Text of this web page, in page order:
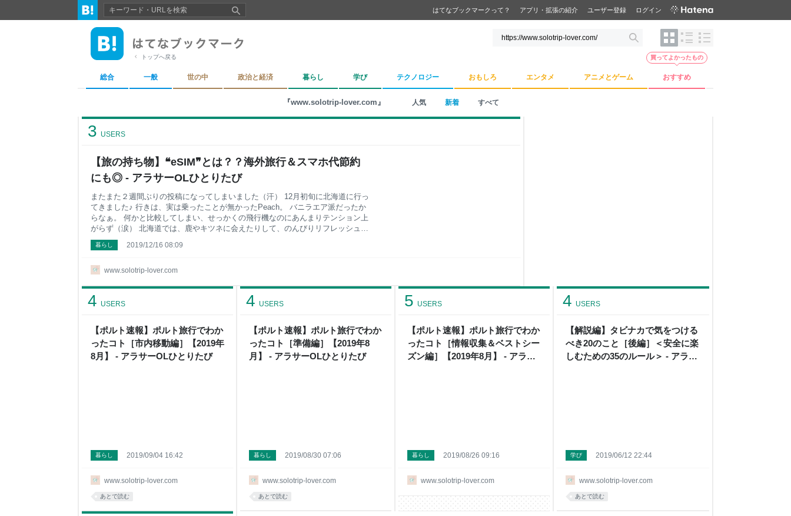
はてなブックマークって？ アプリ・拡張の紹介 ユーザー登録 ログイン
トップへ戻る
総合 一般 世の中 政治と経済 暮らし 学び テクノロジー おもしろ エンタメ アニメとゲーム おすすめ
買ってよかったもの
『www.solotrip-lover.com』 人気 新着 すべて
【旅の持ち物】❝eSIM❞とは？？海外旅行＆スマホ代節約
にも◎ - アラサーOLひとりたび
3 USERS
www.solotrip-lover.com
またまた２週間ぶりの投稿になってしまいました（汗） 12月初旬に北海道に行っ
てきました♪ 行きは、実は乗ったことが無かったPeach。 バニラエア派だったか
らなぁ。 何かと比較してしまい、せっかくの飛行機なのにあんまりテンション上
がらず（涙） 北海道では、鹿やキツネに会えたりして、のんびりリフレッシュで
きたのですが、 でも、やっぱり国内線じゃ物足りない！！ と、中途半端に飛行
機乗っちゃったがゆえの❝足りない感❞を抱えて、来年の海外旅行計画にさらに気
「❝ひとりたび❞の作り方」シリーズもまだまだ途中ではありますが、ちょっと横
いのが欲しいなぁ～」ってコトで、iPho
暮らし 2019/12/16 08:09
【ポルト速報】ポルト旅行でわか
ったコト［市内移動編］【2019年
8月】 - アラサーOLひとりたび
4 USERS
www.solotrip-lover.com
暮らし 2019/09/04 16:42
あとで読む
【ポルト速報】ポルト旅行でわか
ったコト［準備編］【2019年8
月】 - アラサーOLひとりたび
4 USERS
www.solotrip-lover.com
暮らし 2019/08/30 07:06
あとで読む
【ポルト速報】ポルト旅行でわか
ったコト［情報収集＆ベストシー
ズン編］【2019年8月】 - アラサ
5 USERS
www.solotrip-lover.com
暮らし 2019/08/26 09:16
【解説編】タビナカで気をつける
べき20のこと［後編］＜安全に楽
しむための35のルール＞ - アラサ
4 USERS
www.solotrip-lover.com
学び 2019/06/12 22:44
あとで読む